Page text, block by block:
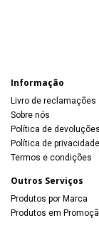
Informação
Livro de reclamações
Sobre nós
Política de devoluções
Política de privacidade
Termos e condições
Outros Serviços
Produtos por Marca
Produtos em